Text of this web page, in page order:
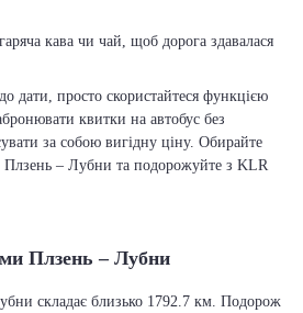
кава чи чай, щоб дорога здавалася
дати, просто скористайтеся функцією
квитки на автобус без
за собою вигідну ціну. Обирайте
Плзень – Лубни та подорожуйте з KLR
Плзень – Лубни
складає близько 1792.7 км. Подорож